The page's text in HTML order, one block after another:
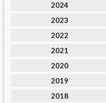
2024
2023
2022
2021
2020
2019
2018